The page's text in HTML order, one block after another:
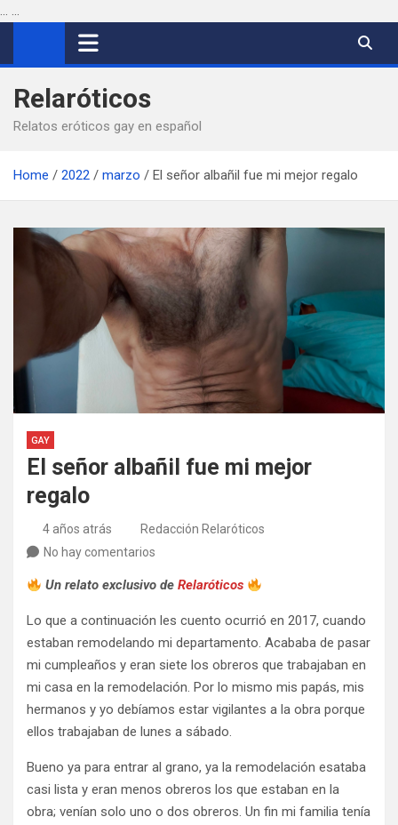
... ...
Relaróticos
Relatos eróticos gay en español
Home 2022 marzo El señor albañil fue mi mejor regalo
GAY
El señor albañil fue mi mejor
regalo
4 años atrás
Redacción Relaróticos
No hay comentarios
Un relato exclusivo deRelaróticos
Lo que a continuación les cuento ocurrió en 2017, cuando
estaban remodelando mi departamento. Acababa de pasar
mi cumpleaños y eran siete los obreros que trabajaban en
mi casa en la remodelación. Por lo mismo mis papás, mis
hermanos y yo debíamos estar vigilantes a la obra porque
ellos trabajaban de lunes a sábado.
Bueno ya para entrar al grano, ya la remodelación esataba
casi lista y eran menos obreros los que estaban en la
obra; venían solo uno o dos obreros. Un fin mi familia tenía